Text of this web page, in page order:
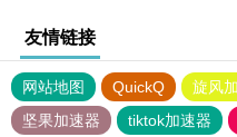
友情链接
网站地图 QuickQ 旋风
坚果加速器
tiktok加速器